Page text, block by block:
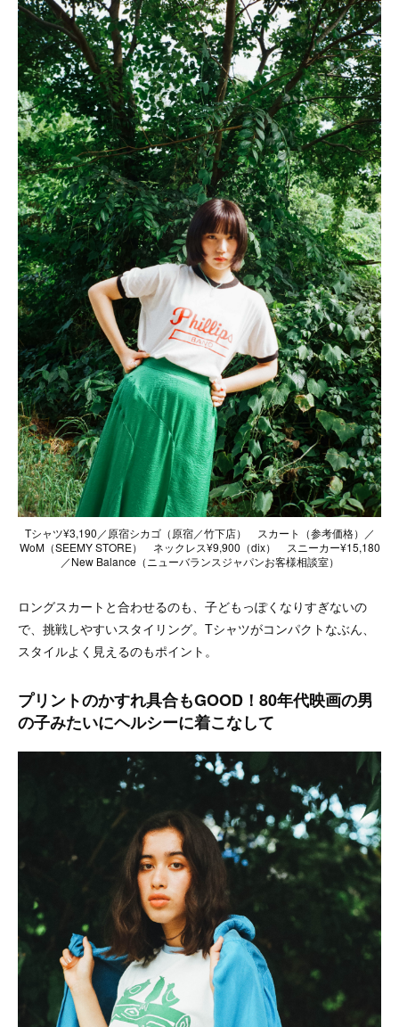
Tシャツ¥3,190／原宿シカゴ（原宿／竹下店） スカート（参考価格）／
WoM（SEEMY STORE） ネックレス¥9,900（dix） スニーカー¥15,180
／New Balance（ニューバランスジャパンお客様相談室）
ロングスカートと合わせるのも、子どもっぽくなりすぎないの
で、挑戦しやすいスタイリング。Tシャツがコンパクトなぶん、
スタイルよく見えるのもポイント。
プリントのかすれ具合もGOOD！80年代映画の男
の子みたいにヘルシーに着こなして